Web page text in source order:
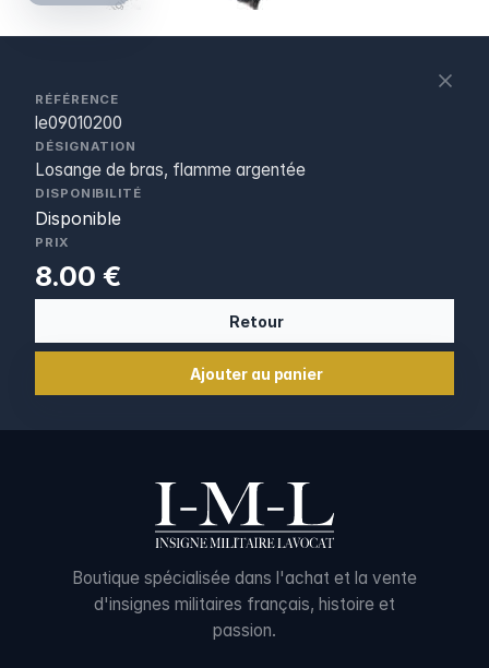
RÉFÉRENCE
le09010200
DÉSIGNATION
Losange de bras, flamme argentée
DISPONIBILITÉ
Disponible
PRIX
8.00 €
Retour
Ajouter au panier
Boutique spécialisée dans l'achat et la vente
d'insignes militaires français, histoire et
passion.